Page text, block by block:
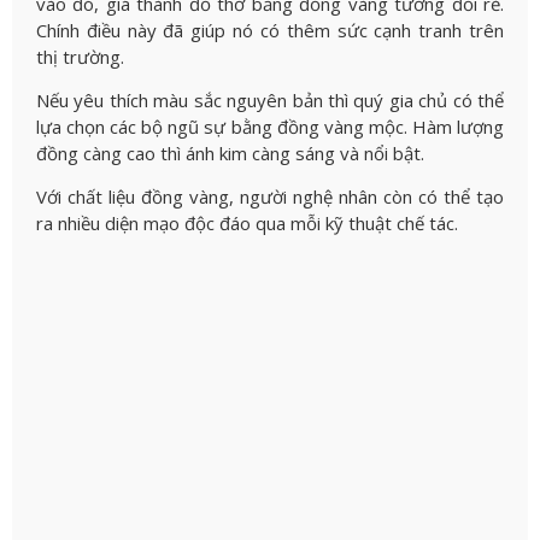
Chính điều này đã giúp nó có thêm sức cạnh tranh trên
thị trường.
Nếu yêu thích màu sắc nguyên bản thì quý gia chủ có thể
lựa chọn các bộ ngũ sự bằng đồng vàng mộc. Hàm lượng
đồng càng cao thì ánh kim càng sáng và nổi bật.
Với chất liệu đồng vàng, người nghệ nhân còn có thể tạo
ra nhiều diện mạo độc đáo qua mỗi kỹ thuật chế tác.